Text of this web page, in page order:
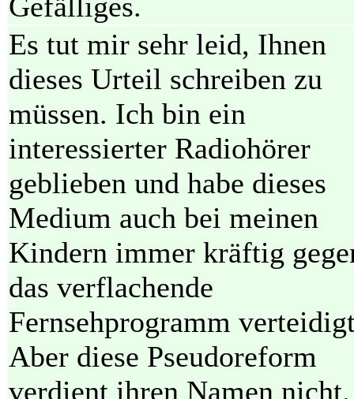
Es tut mir sehr leid, Ihnen
dieses Urteil schreiben zu
müssen. Ich bin ein
interessierter Radiohörer
geblieben und habe dieses
Medium auch bei meinen
Kindern immer kräftig
das verflachende
Fernsehprogramm
Aber diese Pseudoreform
verdient ihren Namen nicht.